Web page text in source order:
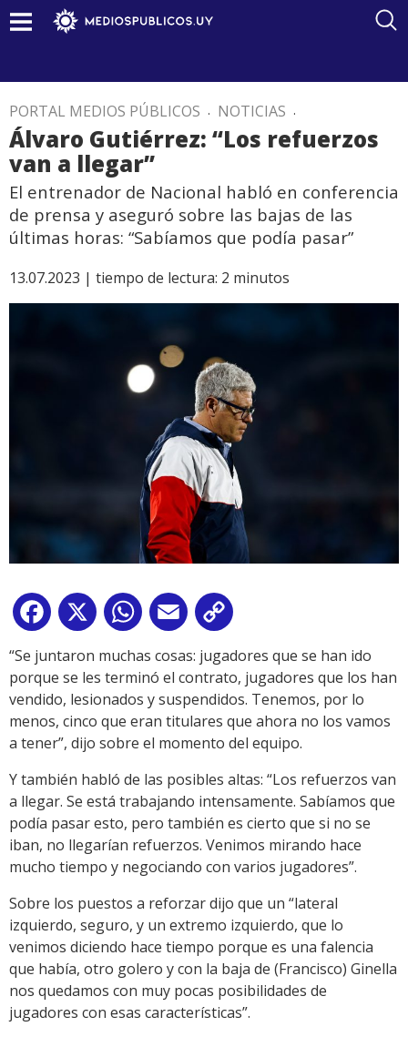
PORTAL MEDIOS PÚBLICOS . NOTICIAS .
Álvaro Gutiérrez: “Los refuerzos
van a llegar”
El entrenador de Nacional habló en conferencia
de prensa y aseguró sobre las bajas de las
últimas horas: “Sabíamos que podía pasar”
13.07.2023 | tiempo de lectura: 2 minutos
Facebook
X WhatsApp
Email
Link
“Se juntaron muchas cosas: jugadores que se han ido
porque se les terminó el contrato, jugadores que los han
vendido, lesionados y suspendidos. Tenemos, por lo
menos, cinco que eran titulares que ahora no los vamos
a tener”, dijo sobre el momento del equipo.
Y también habló de las posibles altas: “Los refuerzos van
a llegar. Se está trabajando intensamente. Sabíamos que
podía pasar esto, pero también es cierto que si no se
iban, no llegarían refuerzos. Venimos mirando hace
mucho tiempo y negociando con varios jugadores”.
Sobre los puestos a reforzar dijo que un “lateral
izquierdo, seguro, y un extremo izquierdo, que lo
venimos diciendo hace tiempo porque es una falencia
que había, otro golero y con la baja de (Francisco) Ginella
nos quedamos con muy pocas posibilidades de
jugadores con esas características”.